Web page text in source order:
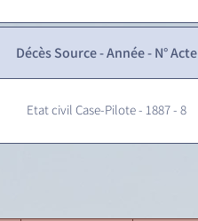
Décès Source - Année - N° Acte
Etat civil Case-Pilote - 1887 - 8